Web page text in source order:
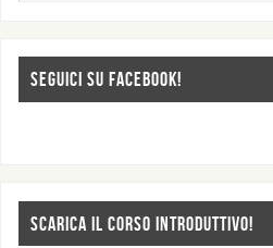
SEGUICI SU FACEBOOK!
SCARICA IL CORSO INTRODUTTIVO!